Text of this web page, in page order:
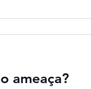
ameaça?